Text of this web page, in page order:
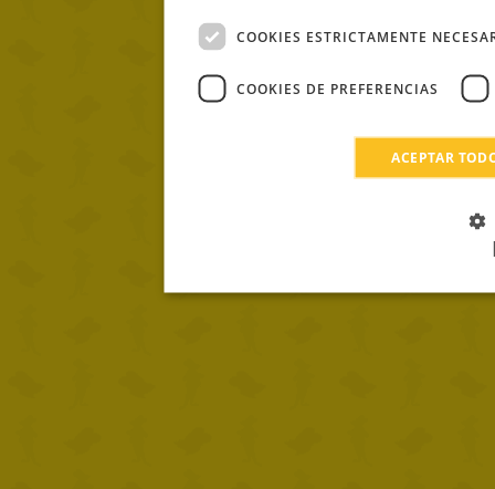
COOKIES ESTRICTAMENTE
COOKIES DE PREFERENCIAS
ACEPTAR